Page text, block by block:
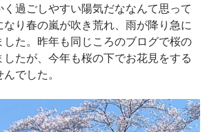
過ごしやすい陽気だななんて思って
り春の嵐が吹き荒れ、雨が降り急に
した。昨年も同じころのブログで桜の
たが、今年も桜の下でお花見をする
でした。